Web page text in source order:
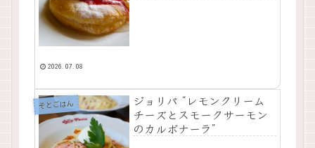
2026.07.08
そとごはん
ジョリパ “レモンクリーム
チーズとスモークサーモン
のカルボナーラ”